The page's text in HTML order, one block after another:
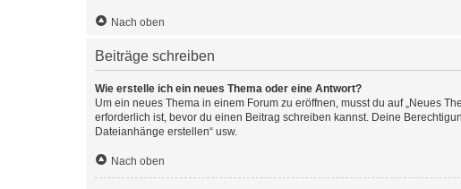
Nach oben
Beiträge schreiben
Wie erstelle ich ein neues Thema oder eine Antwort?
Um ein neues Thema in einem Forum zu eröffnen, musst du auf „Neues
erforderlich ist, bevor du einen Beitrag schreiben kannst. Deine
Dateianhänge erstellen“ usw.
Nach oben